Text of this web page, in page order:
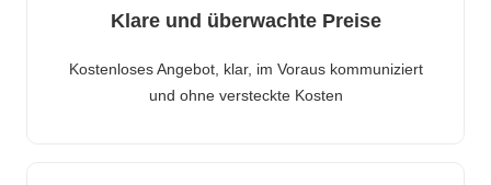
Klare und überwachte Preise
Kostenloses Angebot, klar, im Voraus kommuniziert
und ohne versteckte Kosten